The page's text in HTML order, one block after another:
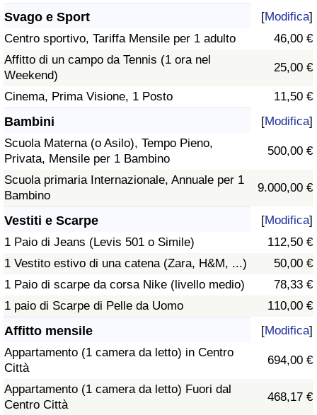
Svago e Sport [Modifica]
Centro sportivo, Tariffa Mensile per 1 adulto
46,00 €
Affitto di un campo da Tennis (1 ora nel
Weekend)
25,00 €
Cinema, Prima Visione, 1 Posto 11,50 €
Bambini [Modifica]
Scuola Materna (o Asilo), Tempo Pieno,
Privata, Mensile per 1 Bambino
500,00 €
Scuola primaria Internazionale, Annuale per 1
Bambino
9.000,00 €
Vestiti e Scarpe [Modifica]
1 Paio di Jeans (Levis 501 o Simile)
112,50 €
1 Vestito estivo di una catena (Zara, H&M, ...)
50,00 €
1 Paio di scarpe da corsa Nike (livello medio)
78,33 €
1 paio di Scarpe di Pelle da Uomo
110,00 €
Affitto mensile [Modifica]
Appartamento (1 camera da letto) in Centro
Città
694,00 €
Appartamento (1 camera da letto) Fuori dal
Centro Città
468,17 €